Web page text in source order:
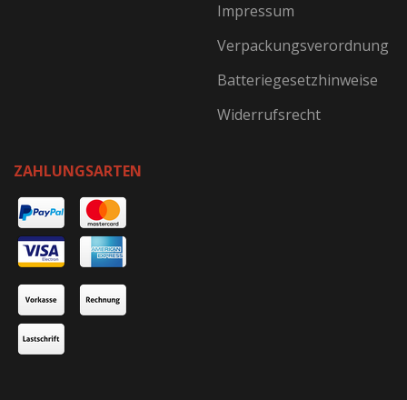
Impressum
Verpackungsverordnung
Batteriegesetzhinweise
Widerrufsrecht
ZAHLUNGSARTEN